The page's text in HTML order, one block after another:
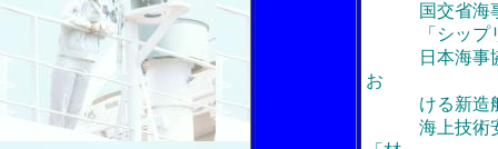
国交省海
「シップリ
日本海事協
お
ける新造船
海上技術安